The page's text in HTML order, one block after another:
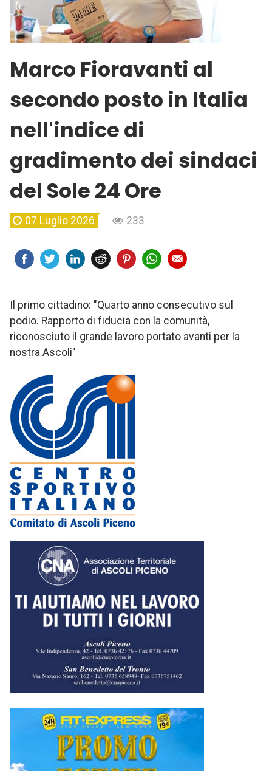
Marco Fioravanti al
secondo posto in Italia
nell'indice di
gradimento dei sindaci
del Sole 24 Ore
07 Luglio 2026 233
Il primo cittadino: "Quarto anno consecutivo sul
podio. Rapporto di fiducia con la comunità,
riconosciuto il grande lavoro portato avanti per la
nostra Ascoli"